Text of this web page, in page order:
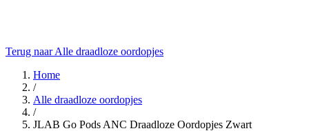
Terug naar Alle draadloze oordopjes
Home
/
Alle draadloze oordopjes
/
JLAB Go Pods ANC Draadloze Oordopjes Zwart